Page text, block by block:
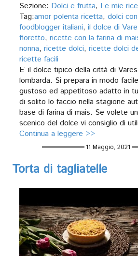
Sezione: Dolci e frutta, Le mie
Tag:amor polenta ricetta, dolci
foodblogger italiani, il dolce di
fioretto, ricette con la farina di
nonna, ricette dolci, ricette dolci
ricette facili
E’ il dolce tipico della città di
lombarda. Si prepara in modo
gustoso ed appetitoso adatto in
di solito lo faccio nella stagione
base di farina di mais. Se volete
scenico del dolce vi consiglio di
Continua a leggere >>
11 Maggio, 2021
Torta di tagliatelle